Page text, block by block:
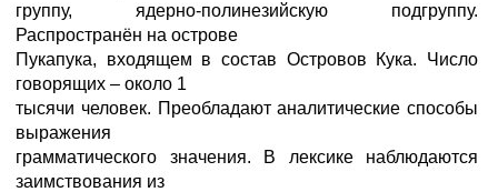
группу, ядерно-полинезийскую подгруппу.
Распространён на острове
Пукапука, входящем в состав Островов Кука. Число
говорящих – около 1
тысячи человек. Преобладают аналитические способы
выражения
грамматического значения. В лексике наблюдаются
заимствования из